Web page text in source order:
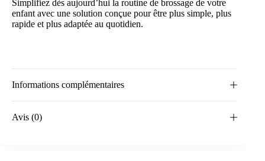
Simplifiez dès aujourd’hui la routine de brossage de votre
enfant avec une solution conçue pour être plus simple, plus
rapide et plus adaptée au quotidien.
Informations complémentaires
Avis (0)